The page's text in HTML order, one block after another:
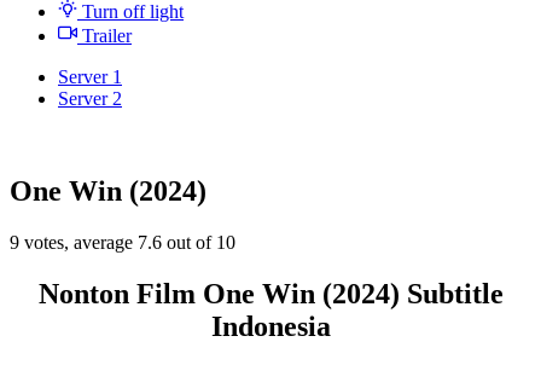
Turn off light
Trailer
Server 1
Server 2
One Win (2024)
9 votes, average 7.6 out of 10
Nonton Film One Win (2024) Subtitle
Indonesia